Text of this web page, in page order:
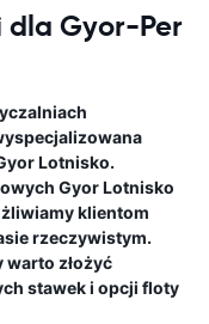
dla Gyor-Per
Lotnisko.
Gyor Lotnisko
klientom
rzeczywistym.
warto złożyć
stawek i opcji floty